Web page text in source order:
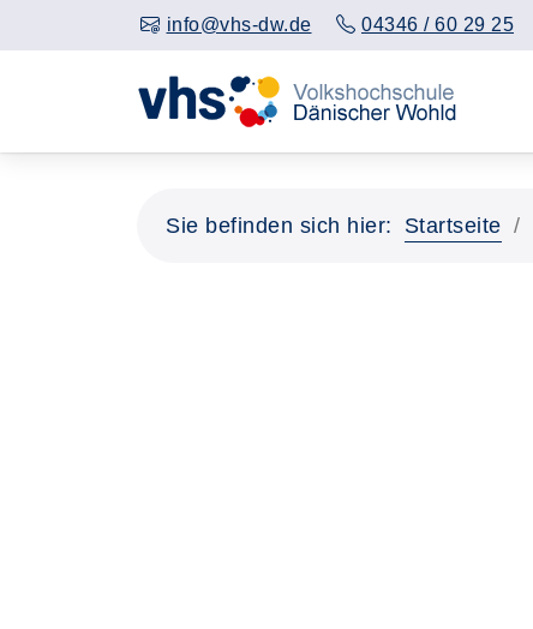
info@vhs-dw.de 04346 / 60 29 25
Sie befinden sich hier: Startseite